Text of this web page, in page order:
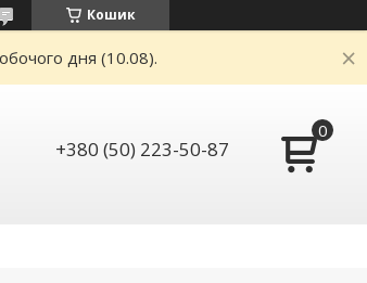
Кошик
дня (10.08).
+380 (50) 223-50-87